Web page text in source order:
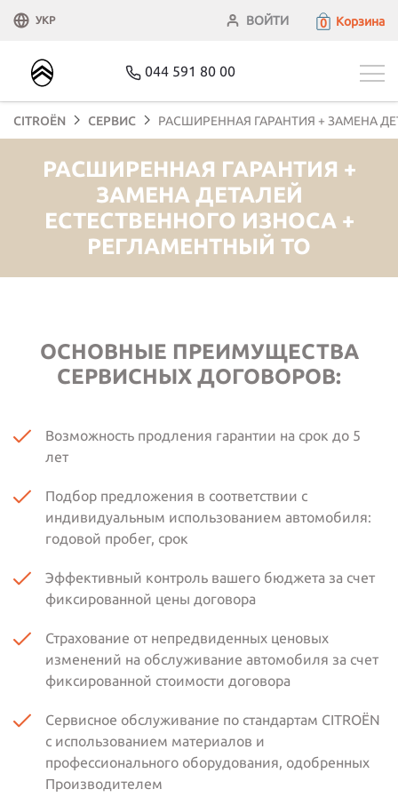
УКР ВОЙТИ 0 Корзина
044 591 80 00
CITROЁN СЕРВИС РАСШИРЕННАЯ ГАРАНТИЯ + ЗАМЕНА
РАСШИРЕННАЯ ГАРАНТИЯ +
ЗАМЕНА ДЕТАЛЕЙ
ЕСТЕСТВЕННОГО ИЗНОСА +
РЕГЛАМЕНТНЫЙ ТО
ОСНОВНЫЕ ПРЕИМУЩЕСТВА
СЕРВИСНЫХ ДОГОВОРОВ:
Возможность продления гарантии на срок до 5
лет
Подбор предложения в соответствии с
индивидуальным использованием автомобиля:
годовой пробег, срок
Эффективный контроль вашего бюджета за счет
фиксированной цены договора
Страхование от непредвиденных ценовых
изменений на обслуживание автомобиля за счет
фиксированной стоимости договора
Сервисное обслуживание по стандартам CITROËN
с использованием материалов и
профессионального оборудования, одобренных
Производителем